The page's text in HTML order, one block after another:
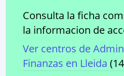
Consulta la ficha
la informacion de
Ver centros de
Finanzas en Lleida (14